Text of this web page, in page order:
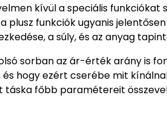
kívül a speciális
plusz funkciók ugyanis
a súly, és az anyag
sorban az ár-érték arány is
hogy ezért cserébe mit
táska főbb paramétereit